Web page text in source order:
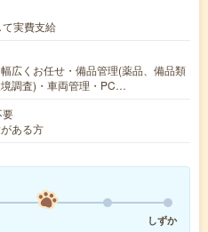
実費支給
広くお任せ・備品管理(薬品、備品類
調査)・車両管理・PC…
要
ある方
しずか